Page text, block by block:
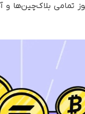
تمامی بلاک‌چین‌ها و